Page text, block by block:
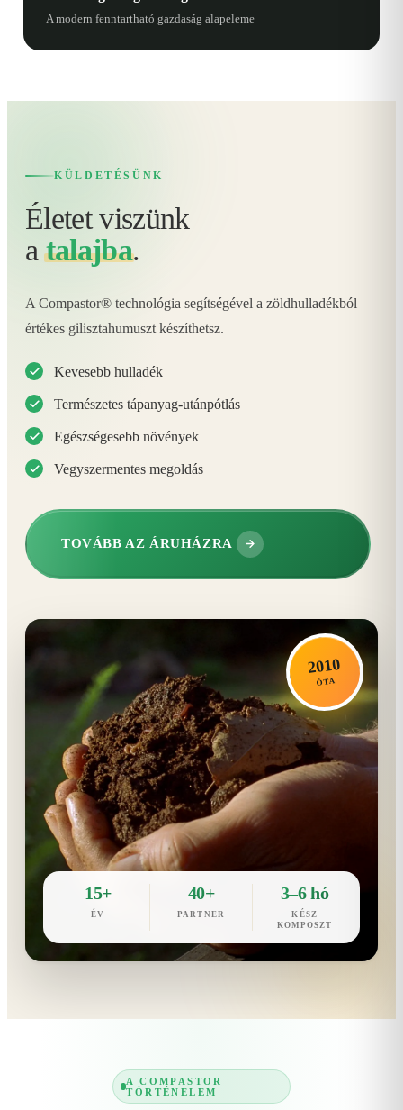
A modern fenntartható gazdaság alapeleme
KÜLDETÉSÜNK
Életet viszünk
atalajba.
A Compastor® technológia segítségével a zöldhulladékból
értékes gilisztahumuszt készíthetsz.
Kevesebb hulladék
Természetes tápanyag-utánpótlás
Egészségesebb növények
Vegyszermentes megoldás
TOVÁBB AZ ÁRUHÁZRA
2010
ÓTA
15+
ÉV
40+
PARTNER
3–6 hó
KÉSZ
KOMPOSZT
A COMPASTOR
TÖRTÉNELEM